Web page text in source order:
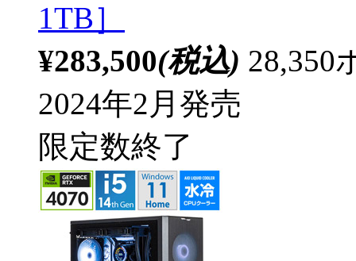
1TB］
¥283,500(税込) 28,350
2024年2月発売
限定数終了